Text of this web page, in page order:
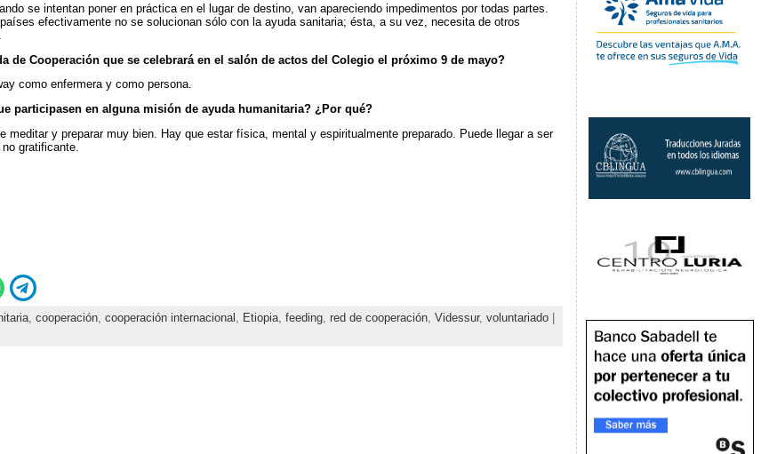
se intentan poner en práctica en el lugar de destino, van apareciendo impedimentos por todas partes.
efectivamente no se solucionan sólo con la ayuda sanitaria; ésta, a su vez, necesita de otros
de Cooperación que se celebrará en el salón de actos del Colegio el próximo 9 de mayo?
como enfermera y como persona.
participasen en alguna misión de ayuda humanitaria? ¿Por qué?
meditar y preparar muy bien. Hay que estar física, mental y espiritualmente preparado. Puede llegar a ser
gratificante.
, cooperación, cooperación internacional , Etiopia, feeding, red de cooperación, Videssur, voluntariado|